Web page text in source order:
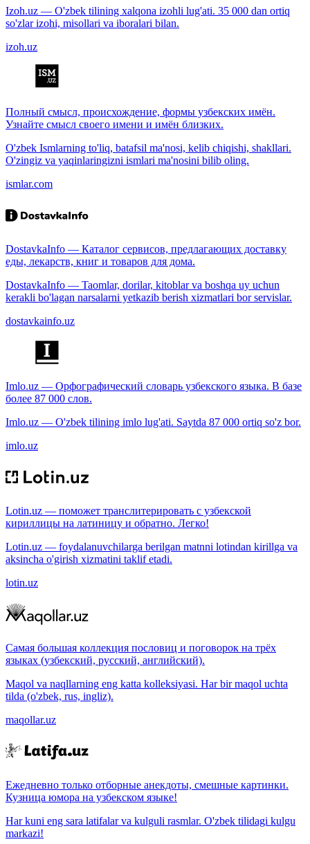
Izoh.uz — O'zbek tilining xalqona izohli lug'ati. 35 000 dan ortiq
so'zlar izohi, misollari va iboralari bilan.
izoh.uz
Полный смысл, происхождение, формы узбекских имён.
Узнайте смысл своего имени и имён близких.
O'zbek Ismlarning to'liq, batafsil ma'nosi, kelib chiqishi, shakllari.
O'zingiz va yaqinlaringizni ismlari ma'nosini bilib oling.
ismlar.com
DostavkaInfo — Каталог сервисов, предлагающих доставку
еды, лекарств, книг и товаров для дома.
DostavkaInfo — Taomlar, dorilar, kitoblar va boshqa uy uchun
kerakli bo'lagan narsalarni yetkazib berish xizmatlari bor servislar.
dostavkainfo.uz
Imlo.uz — Орфографический словарь узбекского языка. В базе
более 87 000 слов.
Imlo.uz — O'zbek tilining imlo lug'ati. Saytda 87 000 ortiq so'z bor.
imlo.uz
Lotin.uz — поможет транслитерировать с узбекской
кириллицы на латиницу и обратно. Легко!
Lotin.uz — foydalanuvchilarga berilgan matnni lotindan kirillga va
aksincha o'girish xizmatini taklif etadi.
lotin.uz
Самая большая коллекция пословиц и поговорок на трёх
языках (узбекский, русский, английский).
Maqol va naqllarning eng katta kolleksiyasi. Har bir maqol uchta
tilda (o'zbek, rus, ingliz).
maqollar.uz
Ежедневно только отборные анекдоты, смешные картинки.
Кузница юмора на узбекском языке!
Har kuni eng sara latifalar va kulguli rasmlar. O'zbek tilidagi kulgu
markazi!